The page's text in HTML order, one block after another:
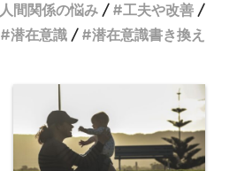
人間関係の悩み
工夫や改善
潜在意識 潜在意識書き換え